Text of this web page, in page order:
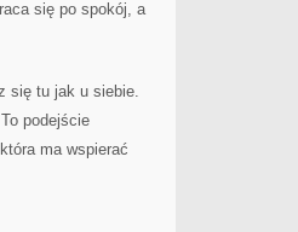
się po spokój, a
się tu jak u siebie.
podejście
ma wspierać